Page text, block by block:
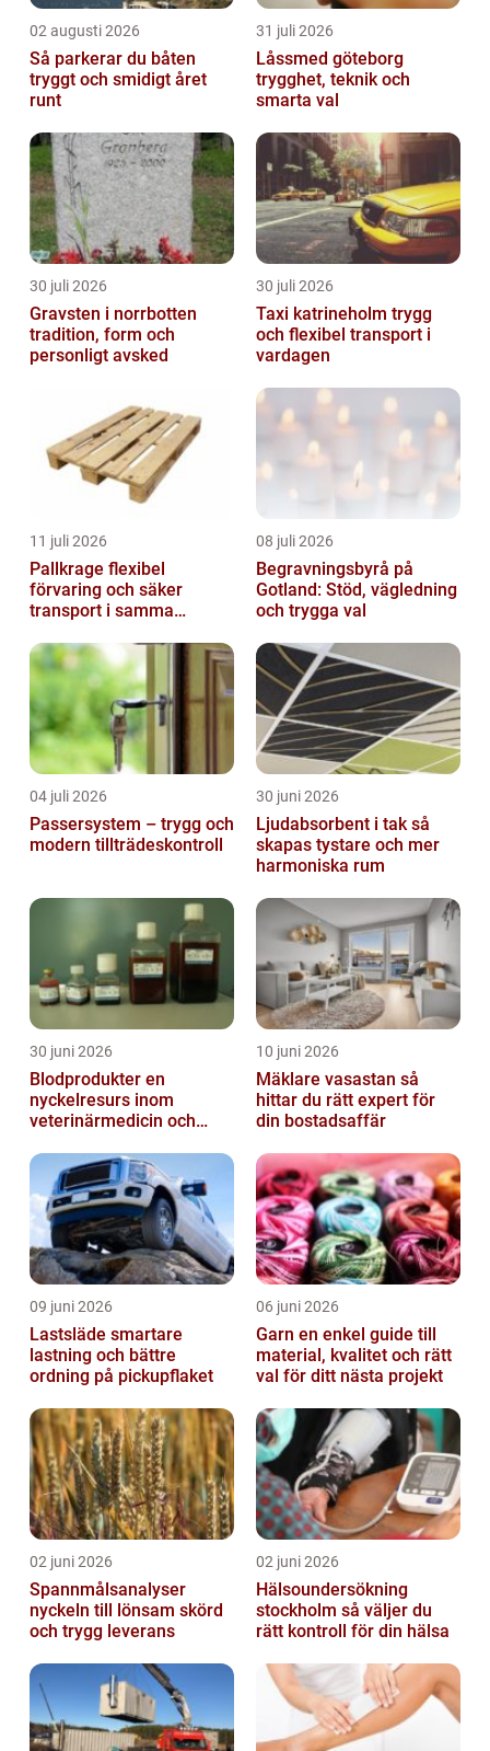
02 augusti 2026
Så parkerar du båten
tryggt och smidigt året
runt
31 juli 2026
Låssmed göteborg
trygghet, teknik och
smarta val
30 juli 2026
Gravsten i norrbotten
tradition, form och
personligt avsked
30 juli 2026
Taxi katrineholm trygg
och flexibel transport i
vardagen
11 juli 2026
Pallkrage flexibel
förvaring och säker
transport i samma
08 juli 2026
Begravningsbyrå på
Gotland: Stöd, vägledning
och trygga val
04 juli 2026
Passersystem – trygg och
modern tillträdeskontroll
30 juni 2026
Ljudabsorbent i tak så
skapas tystare och mer
harmoniska rum
30 juni 2026
Blodprodukter en
nyckelresurs inom
veterinärmedicin och
10 juni 2026
Mäklare vasastan så
hittar du rätt expert för
din bostadsaffär
09 juni 2026
Lastsläde smartare
lastning och bättre
ordning på pickupflaket
06 juni 2026
Garn en enkel guide till
material, kvalitet och rätt
val för ditt nästa projekt
02 juni 2026
Spannmålsanalyser
nyckeln till lönsam skörd
och trygg leverans
02 juni 2026
Hälsoundersökning
stockholm så väljer du
rätt kontroll för din hälsa